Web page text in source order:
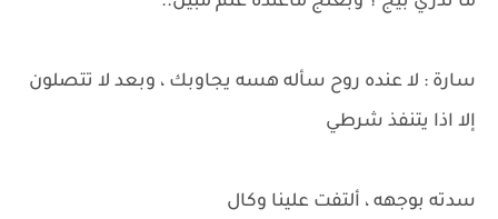
سارة : لا عنده روح سأله هسه يجاوبك ، وبعد لا تتصلون
إلا اذا يتنفذ شرطي
سدته بوجهه ، ألتفت علينا وكال